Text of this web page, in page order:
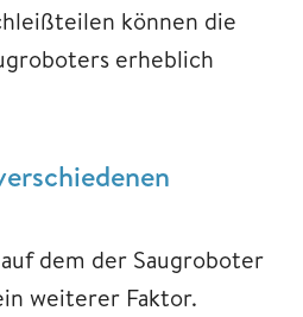
können die
erheblich
dem der Saugroboter
weiterer Faktor.